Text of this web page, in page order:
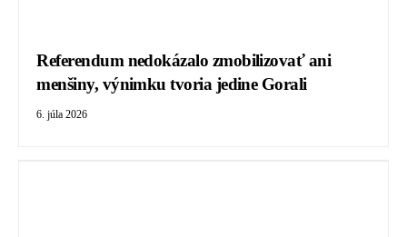
Referendum nedokázalo zmobilizovať ani
menšiny, výnimku tvoria jedine Gorali
6. júla 2026